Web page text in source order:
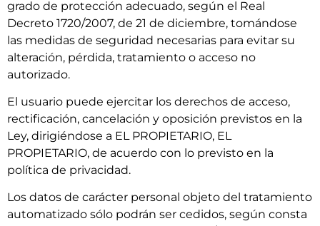
grado de protección adecuado, según el Real
Decreto 1720/2007, de 21 de diciembre, tomándose
las medidas de seguridad necesarias para evitar su
alteración, pérdida, tratamiento o acceso no
autorizado.
El usuario puede ejercitar los derechos de acceso,
rectificación, cancelación y oposición previstos en la
Ley, dirigiéndose a EL PROPIETARIO, EL
PROPIETARIO, de acuerdo con lo previsto en la
política de privacidad.
Los datos de carácter personal objeto del tratamiento
automatizado sólo podrán ser cedidos, según consta